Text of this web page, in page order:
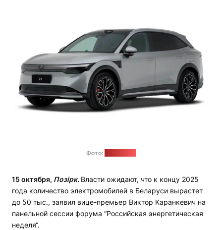
Фото:
15 октября, Позірк. Власти ожидают, что к концу 2025
года количество электромобилей в Беларуси вырастет
до 50 тыс., заявил вице-премьер Виктор Каранкевич на
панельной сессии форума “Российская энергетическая
неделя“.